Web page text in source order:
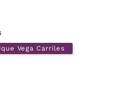
Vega Carriles